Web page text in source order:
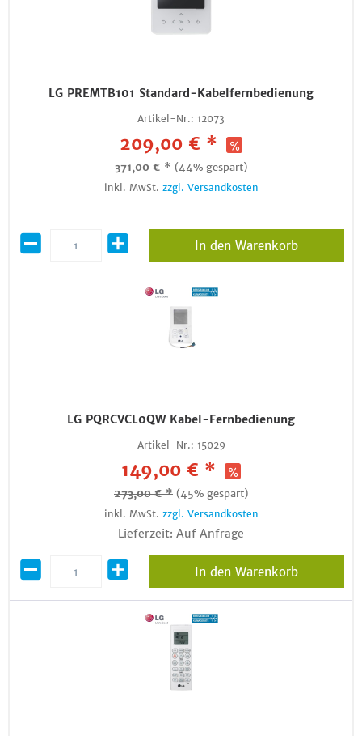
LG PREMTB101 Standard-Kabelfernbedienung
Artikel-Nr.: 12073
209,00 € *
371,00 € * (44% gespart)
inkl. MwSt. zzgl. Versandkosten
In den Warenkorb
LG PQRCVCL0QW Kabel-Fernbedienung
Artikel-Nr.: 15029
149,00 € *
273,00 € * (45% gespart)
inkl. MwSt. zzgl. Versandkosten
Lieferzeit: Auf Anfrage
In den Warenkorb